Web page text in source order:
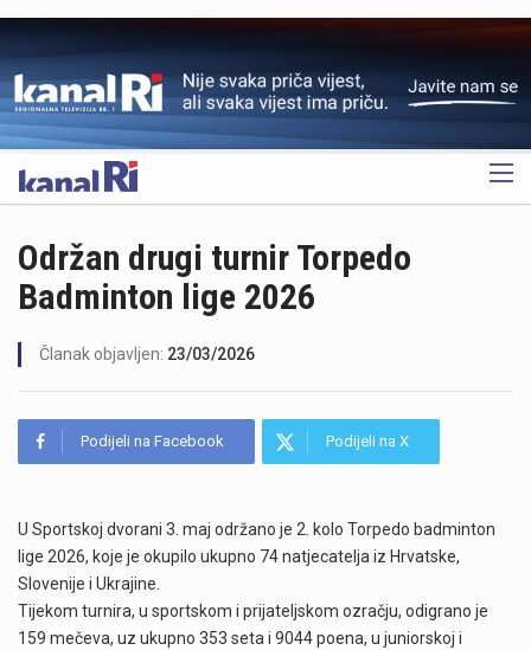
OGLAS
Održan drugi turnir Torpedo
Badminton lige 2026
Članak objavljen: 23/03/2026
Podijeli na Facebook Podijeli na X
U Sportskoj dvorani 3. maj održano je 2. kolo Torpedo badminton
lige 2026, koje je okupilo ukupno 74 natjecatelja iz Hrvatske,
Slovenije i Ukrajine.
Tijekom turnira, u sportskom i prijateljskom ozračju, odigrano je
159 mečeva, uz ukupno 353 seta i 9044 poena, u juniorskoj i